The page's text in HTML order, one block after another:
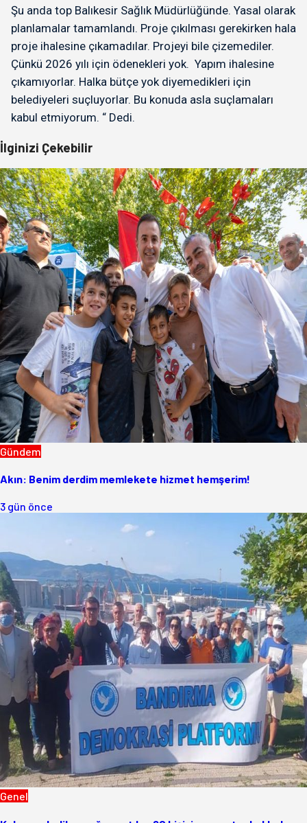
Şu anda top Balıkesir Sağlık Müdürlüğünde. Yasal olarak
planlamalar tamamlandı. Proje çıkılması gerekirken hala
proje ihalesine çıkamadılar. Projeyi bile çizemediler.
Çünkü 2026 yılı için ödenekleri yok. Yapım ihalesine
çıkamıyorlar. Halka bütçe yok diyemedikleri için
belediyeleri suçluyorlar. Bu konuda asla suçlamaları
kabul etmiyorum. “ Dedi.
İlginizi Çekebilir
Gündem
Akın: Benim derdim memlekete hizmet hemşerim!
3 gün önce
Genel